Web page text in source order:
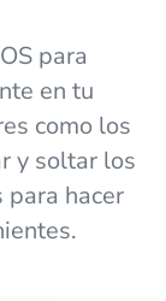
para
en tu
como los
y soltar los
hacer